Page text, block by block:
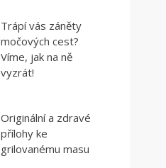
Trápí vás záněty
močových cest?
Víme, jak na ně
vyzrát!
Originální a zdravé
přílohy ke
grilovanému masu